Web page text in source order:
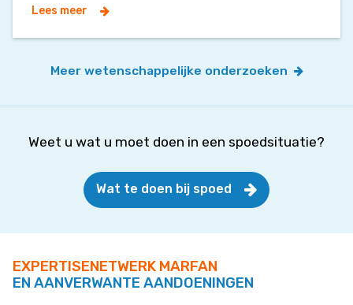
Lees meer
Meer wetenschappelijke onderzoeken
Weet u wat u moet doen in een spoedsituatie?
Wat te doen bij spoed
EXPERTISENETWERK MARFAN
EN AANVERWANTE AANDOENINGEN